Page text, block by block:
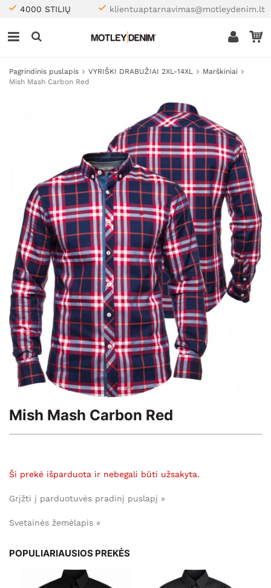
4000 STILIŲ klientuaptarnavimas@motleydenim.lt
Pagrindinis puslapis VYRIŠKI DRABUŽIAI 2XL-14XL
Marškiniai
Mish Mash Carbon Red
Mish Mash Carbon Red
Ši prekė išparduota ir nebegali būti užsakyta.
Grįžti į parduotuvės pradinį puslapį »
Svetainės žemėlapis »
POPULIARIAUSIOS PREKĖS